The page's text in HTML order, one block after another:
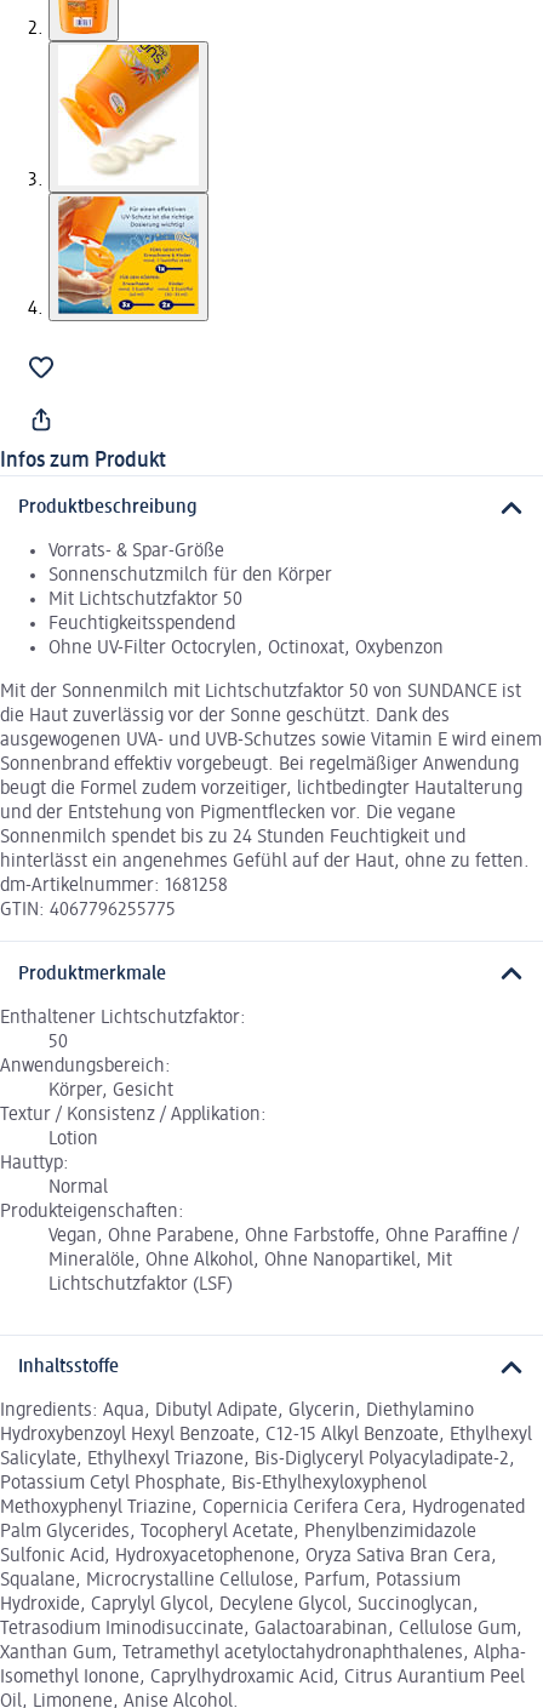
Infos zum Produkt
Produktbeschreibung
Vorrats- & Spar-Größe
Sonnenschutzmilch für den Körper
Mit Lichtschutzfaktor 50
Feuchtigkeitsspendend
Ohne UV-Filter Octocrylen, Octinoxat, Oxybenzon
Mit der Sonnenmilch mit Lichtschutzfaktor 50 von SUNDANCE ist
die Haut zuverlässig vor der Sonne geschützt. Dank des
ausgewogenen UVA- und UVB-Schutzes sowie Vitamin E wird einem
Sonnenbrand effektiv vorgebeugt. Bei regelmäßiger Anwendung
beugt die Formel zudem vorzeitiger, lichtbedingter Hautalterung
und der Entstehung von Pigmentflecken vor. Die vegane
Sonnenmilch spendet bis zu 24 Stunden Feuchtigkeit und
hinterlässt ein angenehmes Gefühl auf der Haut, ohne zu fetten.
dm-Artikelnummer: 1681258
GTIN: 4067796255775
Produktmerkmale
Enthaltener Lichtschutzfaktor:
50
Anwendungsbereich:
Körper, Gesicht
Textur / Konsistenz / Applikation:
Lotion
Hauttyp:
Normal
Produkteigenschaften:
Vegan, Ohne Parabene, Ohne Farbstoffe, Ohne Paraffine /
Mineralöle, Ohne Alkohol, Ohne Nanopartikel, Mit
Lichtschutzfaktor (LSF)
Inhaltsstoffe
Ingredients: Aqua, Dibutyl Adipate, Glycerin, Diethylamino
Hydroxybenzoyl Hexyl Benzoate, C12-15 Alkyl Benzoate, Ethylhexyl
Salicylate, Ethylhexyl Triazone, Bis-Diglyceryl Polyacyladipate-2,
Potassium Cetyl Phosphate, Bis-Ethylhexyloxyphenol
Methoxyphenyl Triazine, Copernicia Cerifera Cera, Hydrogenated
Palm Glycerides, Tocopheryl Acetate, Phenylbenzimidazole
Sulfonic Acid, Hydroxyacetophenone, Oryza Sativa Bran Cera,
Squalane, Microcrystalline Cellulose, Parfum, Potassium
Hydroxide, Caprylyl Glycol, Decylene Glycol, Succinoglycan,
Tetrasodium Iminodisuccinate, Galactoarabinan, Cellulose Gum,
Xanthan Gum, Tetramethyl acetyloctahydronaphthalenes, Alpha-
Isomethyl Ionone, Caprylhydroxamic Acid, Citrus Aurantium Peel
Oil, Limonene, Anise Alcohol.